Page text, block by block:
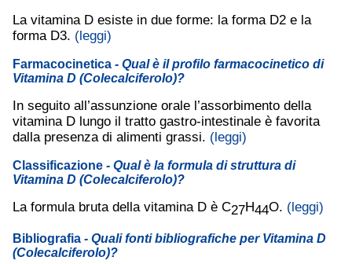
La vitamina D esiste in due forme: la forma D2 e la
forma D3. (leggi)
Farmacocinetica - Qual è il profilo farmacocinetico di
Vitamina D (Colecalciferolo)?
In seguito all’assunzione orale l’assorbimento della
vitamina D lungo il tratto gastro-intestinale è favorita
dalla presenza di alimenti grassi. (leggi)
Classificazione - Qual è la formula di struttura di
Vitamina D (Colecalciferolo)?
La formula bruta della vitamina D è C27H44O. (leggi)
Bibliografia - Quali fonti bibliografiche per Vitamina D
(Colecalciferolo)?